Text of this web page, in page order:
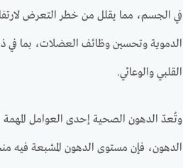
في الجسم، مما يقلل من خطر التعرض
الدموية وتحسين وظائف العضلات، بما في
القلبي والوعائي.
وتُعدّ الدهون الصحية إحدى العوامل المهمة
الدهون، فإن مستوى الدهون المشبعة فيه